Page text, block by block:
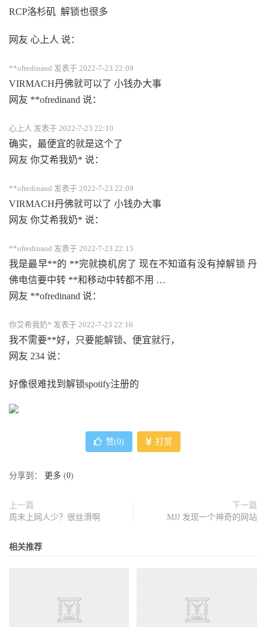
RCP洛杉矶 解锁也很多
网友 心上人 说：
**ofredinand 发表于 2022-7-23 22:09
VIRMACH丹佛就可以了 小钱办大事
网友 **ofredinand 说：
心上人 发表于 2022-7-23 22:10
确实，最便宜的就是这个了
网友 你艾希我奶* 说：
**ofredinand 发表于 2022-7-23 22:09
VIRMACH丹佛就可以了 小钱办大事
网友 你艾希我奶* 说：
**ofredinand 发表于 2022-7-23 22:15
我是最早**的 **完就换机房了 现在不知道有没有掉解锁 丹
佛电信要中转 **和移动中转都不用 …
网友 **ofredinand 说：
你艾希我奶* 发表于 2022-7-23 22:16
我不需要**好，只要能解锁、便宜就行，
网友 234 说：
好像很难找到解锁spotify注册的
赞(0) 打赏
分享到： 更多 (0)
上一篇
周末上网人少？很丝滑啊
下一篇
MJJ 发现一个神奇的网站
相关推荐